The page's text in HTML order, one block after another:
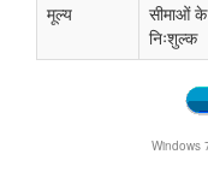
मूल्य
सीमाओं
निःशुल्क
Windows